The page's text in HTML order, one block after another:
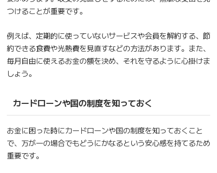
つけることが重要です。
例えば、定期的に使っていないサービスや会員を解約する、節
約できる食費や光熱費を見直すなどの方法があります。また、
毎月自由に使えるお金の額を決め、それを守るように心掛けま
しょう。
カードローンや国の制度を知っておく
お金に困った時にカードローンや国の制度を知っておくこと
で、万が一の場合でもどうにかなるという安心感を持てるため
重要です。